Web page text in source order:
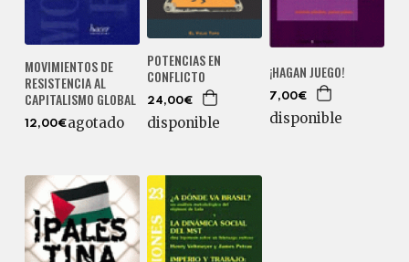
MOVIMIENTOS DE
RESISTENCIA AL
CAPITALISMO GLOBAL
12,00€agotado
POTENCIAS EN
CONFLICTO
24,00€
disponible
¡HAGAN JUEGO!
7,00€
disponible